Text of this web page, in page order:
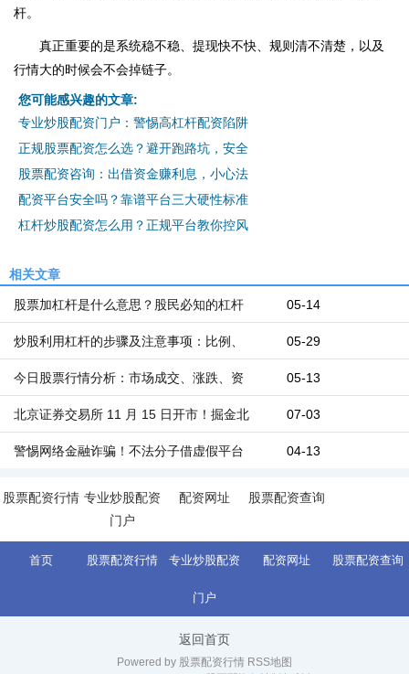
杆。
真正重要的是系统稳不稳、提现快不快、规则清不清楚，以及
行情大的时候会不会掉链子。
您可能感兴趣的文章:
专业炒股配资门户：警惕高杠杆配资陷阱
正规股票配资怎么选？避开跑路坑，安全
股票配资咨询：出借资金赚利息，小心法
配资平台安全吗？靠谱平台三大硬性标准
杠杆炒股配资怎么用？正规平台教你控风
相关文章
05-14
股票加杠杆是什么意思？股民必知的杠杆
05-29
炒股利用杠杆的步骤及注意事项：比例、
05-13
今日股票行情分析：市场成交、涨跌、资
07-03
北京证券交易所 11 月 15 日开市！掘金北
04-13
警惕网络金融诈骗！不法分子借虚假平台
股票配资行情 专业炒股配资
门户
配资网址 股票配资查询
首页 股票配资行情 专业炒股配资
门户
配资网址 股票配资查询
返回首页
Powered by 股票配资行情 RSS地图